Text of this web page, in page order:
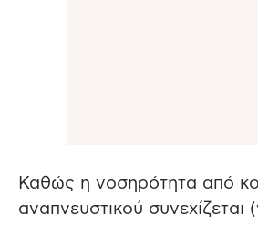
Καθώς η νοσηρότητα από
αναπνευστικού συνεχίζεται